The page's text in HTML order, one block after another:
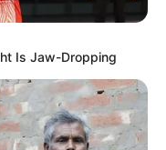
Is Jaw-Dropping